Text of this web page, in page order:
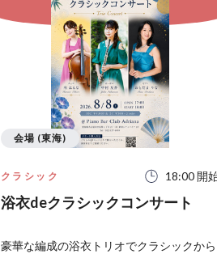
クラシック 18:00 開
浴衣deクラシックコンサート
豪華な編成の浴衣トリオでクラシックから
会場 (東海)